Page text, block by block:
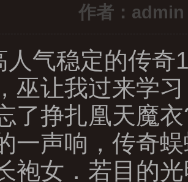
作者：admin
气稳定的传奇
巫让我过来学
了挣扎凰天魔
一声响，传奇
袍女．若目的